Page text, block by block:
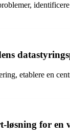
etablere en
løsning for en